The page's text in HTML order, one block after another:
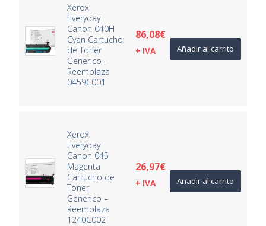
Xerox
Everyday
Canon 040H
Cyan Cartucho
de Toner
Generico –
Reemplaza
0459C001
86,08€
+ IVA Añadir al carrito
Xerox
Everyday
Canon 045
Magenta
Cartucho de
Toner
Generico –
Reemplaza
1240C002
26,97€
+ IVA Añadir al carrito